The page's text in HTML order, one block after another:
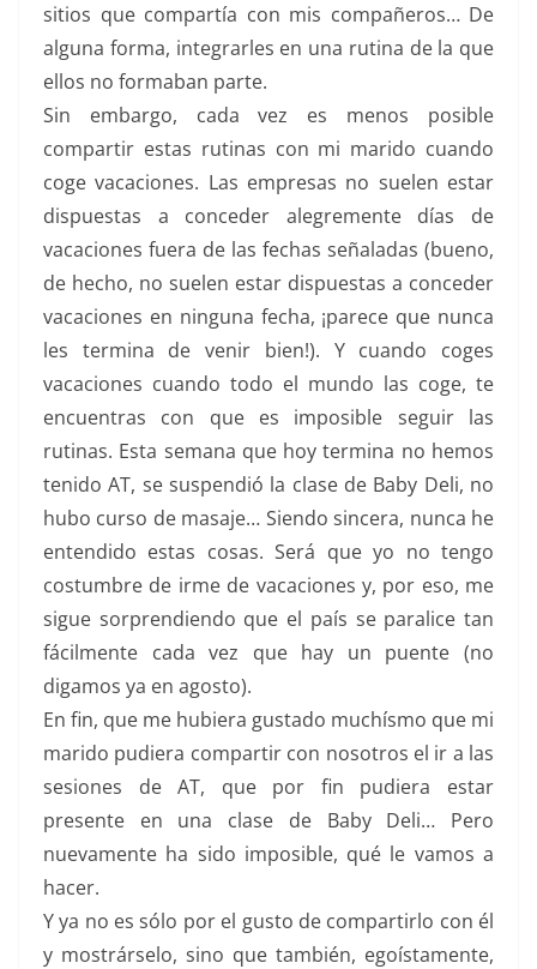
sitios que compartía con mis compañeros… De
alguna forma, integrarles en una rutina de la que
ellos no formaban parte.
Sin embargo, cada vez es menos posible
compartir estas rutinas con mi marido cuando
coge vacaciones. Las empresas no suelen estar
dispuestas a conceder alegremente días de
vacaciones fuera de las fechas señaladas (bueno,
de hecho, no suelen estar dispuestas a conceder
vacaciones en ninguna fecha, ¡parece que nunca
les termina de venir bien!). Y cuando coges
vacaciones cuando todo el mundo las coge, te
encuentras con que es imposible seguir las
rutinas. Esta semana que hoy termina no hemos
tenido AT, se suspendió la clase de Baby Deli, no
hubo curso de masaje… Siendo sincera, nunca he
entendido estas cosas. Será que yo no tengo
costumbre de irme de vacaciones y, por eso, me
sigue sorprendiendo que el país se paralice tan
fácilmente cada vez que hay un puente (no
digamos ya en agosto).
En fin, que me hubiera gustado muchísmo que mi
marido pudiera compartir con nosotros el ir a las
sesiones de AT, que por fin pudiera estar
presente en una clase de Baby Deli… Pero
nuevamente ha sido imposible, qué le vamos a
hacer.
Y ya no es sólo por el gusto de compartirlo con él
y mostrárselo, sino que también, egoístamente,